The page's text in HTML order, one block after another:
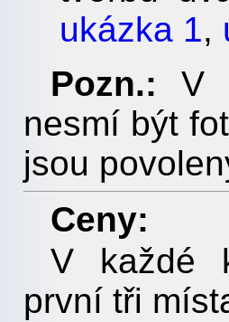
ukázka 1,
Pozn.: V
nesmí být
jsou
Ceny:
V každé
první tři